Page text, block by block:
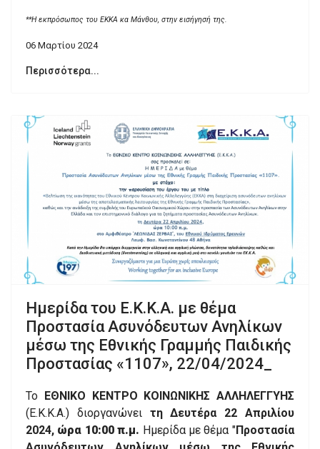
**Η εκπρόσωπος του ΕΚΚΑ κα Μάνθου, στην εισήγησή της.
06 Μαρτίου 2024
Περισσότερα...
Ημερίδα του Ε.Κ.Κ.Α. με θέμα
Προστασία Ασυνόδευτων Ανηλίκων
μέσω της Εθνικής Γραμμής Παιδικής
Προστασίας «1107», 22/04/2024_
Το ΕΘΝΙΚΟ ΚΕΝΤΡΟ ΚΟΙΝΩΝΙΚΗΣ ΑΛΛΗΛΕΓΓΥΗΣ
(Ε.Κ.Κ.Α.) διοργανώνει τη Δευτέρα22Απριλίου
2024, ώρα 10:00π.μ. Ημερίδα με θέμα "Προστασία